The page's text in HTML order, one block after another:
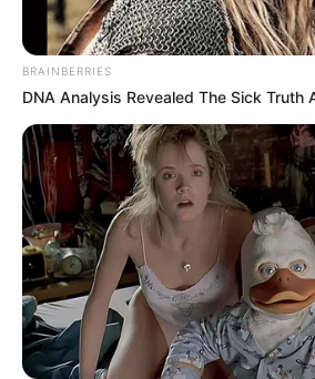
BRAINBERRIES
DNA Analysis Revealed The Sick Truth